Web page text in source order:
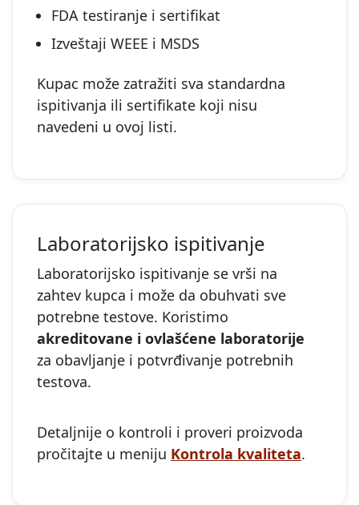
FDA testiranje i sertifikat
Izveštaji WEEE i MSDS
Kupac može zatražiti sva standardna
ispitivanja ili sertifikate koji nisu
navedeni u ovoj listi.
Laboratorijsko ispitivanje
Laboratorijsko ispitivanje se vrši na
zahtev kupca i može da obuhvati sve
potrebne testove. Koristimo
akreditovane i ovlašćene laboratorije
za obavljanje i potvrđivanje potrebnih
testova.
Detaljnije o kontroli i proveri proizvoda
pročitajte u meniju Kontrola kvaliteta.